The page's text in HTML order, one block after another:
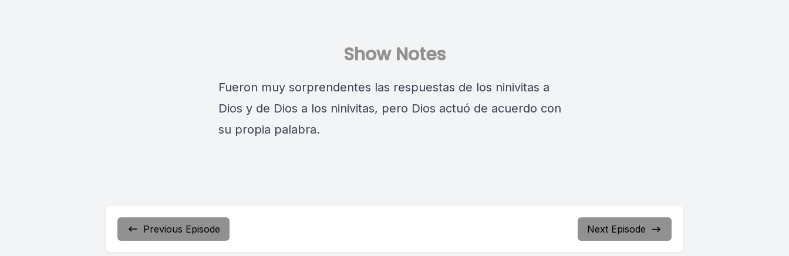
Show Notes
Fueron muy sorprendentes las respuestas de los ninivitas a
Dios y de Dios a los ninivitas, pero Dios actuó de acuerdo con
su propia palabra.
Previous Episode Next Episode